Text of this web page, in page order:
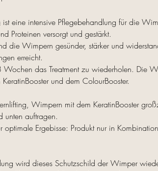
eine intensive Pflegebehandlung für die
Proteinen versorgt und gestärkt.
die Wimpern gesünder, stärker und
erreicht.
das Treatment zu wiederholen. Die
und dem ColourBooster.
Wimpern mit dem KeratinBooster
unten auftragen.
optimale Ergebisse: Produkt nur in
wird dieses Schutzschild der Wimper